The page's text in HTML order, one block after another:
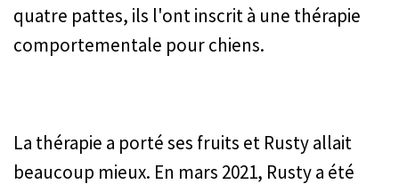
quatre pattes, ils l'ont inscrit à une thérapie
comportementale pour chiens.
La thérapie a porté ses fruits et Rusty allait
beaucoup mieux. En mars 2021, Rusty a été